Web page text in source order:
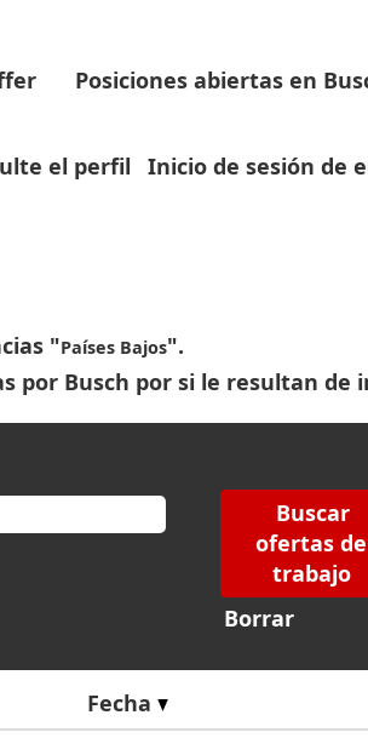
Posiciones abiertas en
el perfil
Inicio de sesión de
"Países Bajos".
por Busch por si le resultan de
Borrar
Fecha